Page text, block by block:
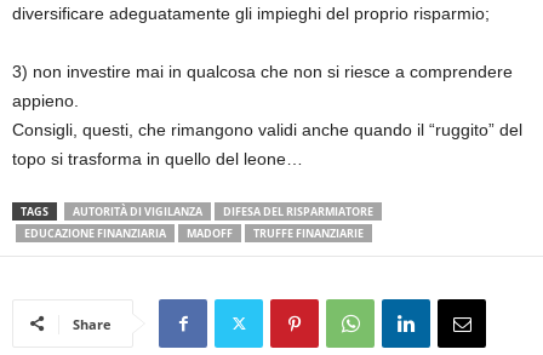
diversificare adeguatamente gli impieghi del proprio risparmio;
3) non investire mai in qualcosa che non si riesce a comprendere
appieno.
Consigli, questi, che rimangono validi anche quando il “ruggito” del
topo si trasforma in quello del leone…
TAGS AUTORITÀ DI VIGILANZA
DIFESA DEL RISPARMIATORE
EDUCAZIONE FINANZIARIA
MADOFF TRUFFE FINANZIARIE
Share